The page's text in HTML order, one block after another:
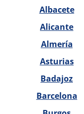
Albacete
Alicante
Almería
Asturias
Badajoz
Barcelona